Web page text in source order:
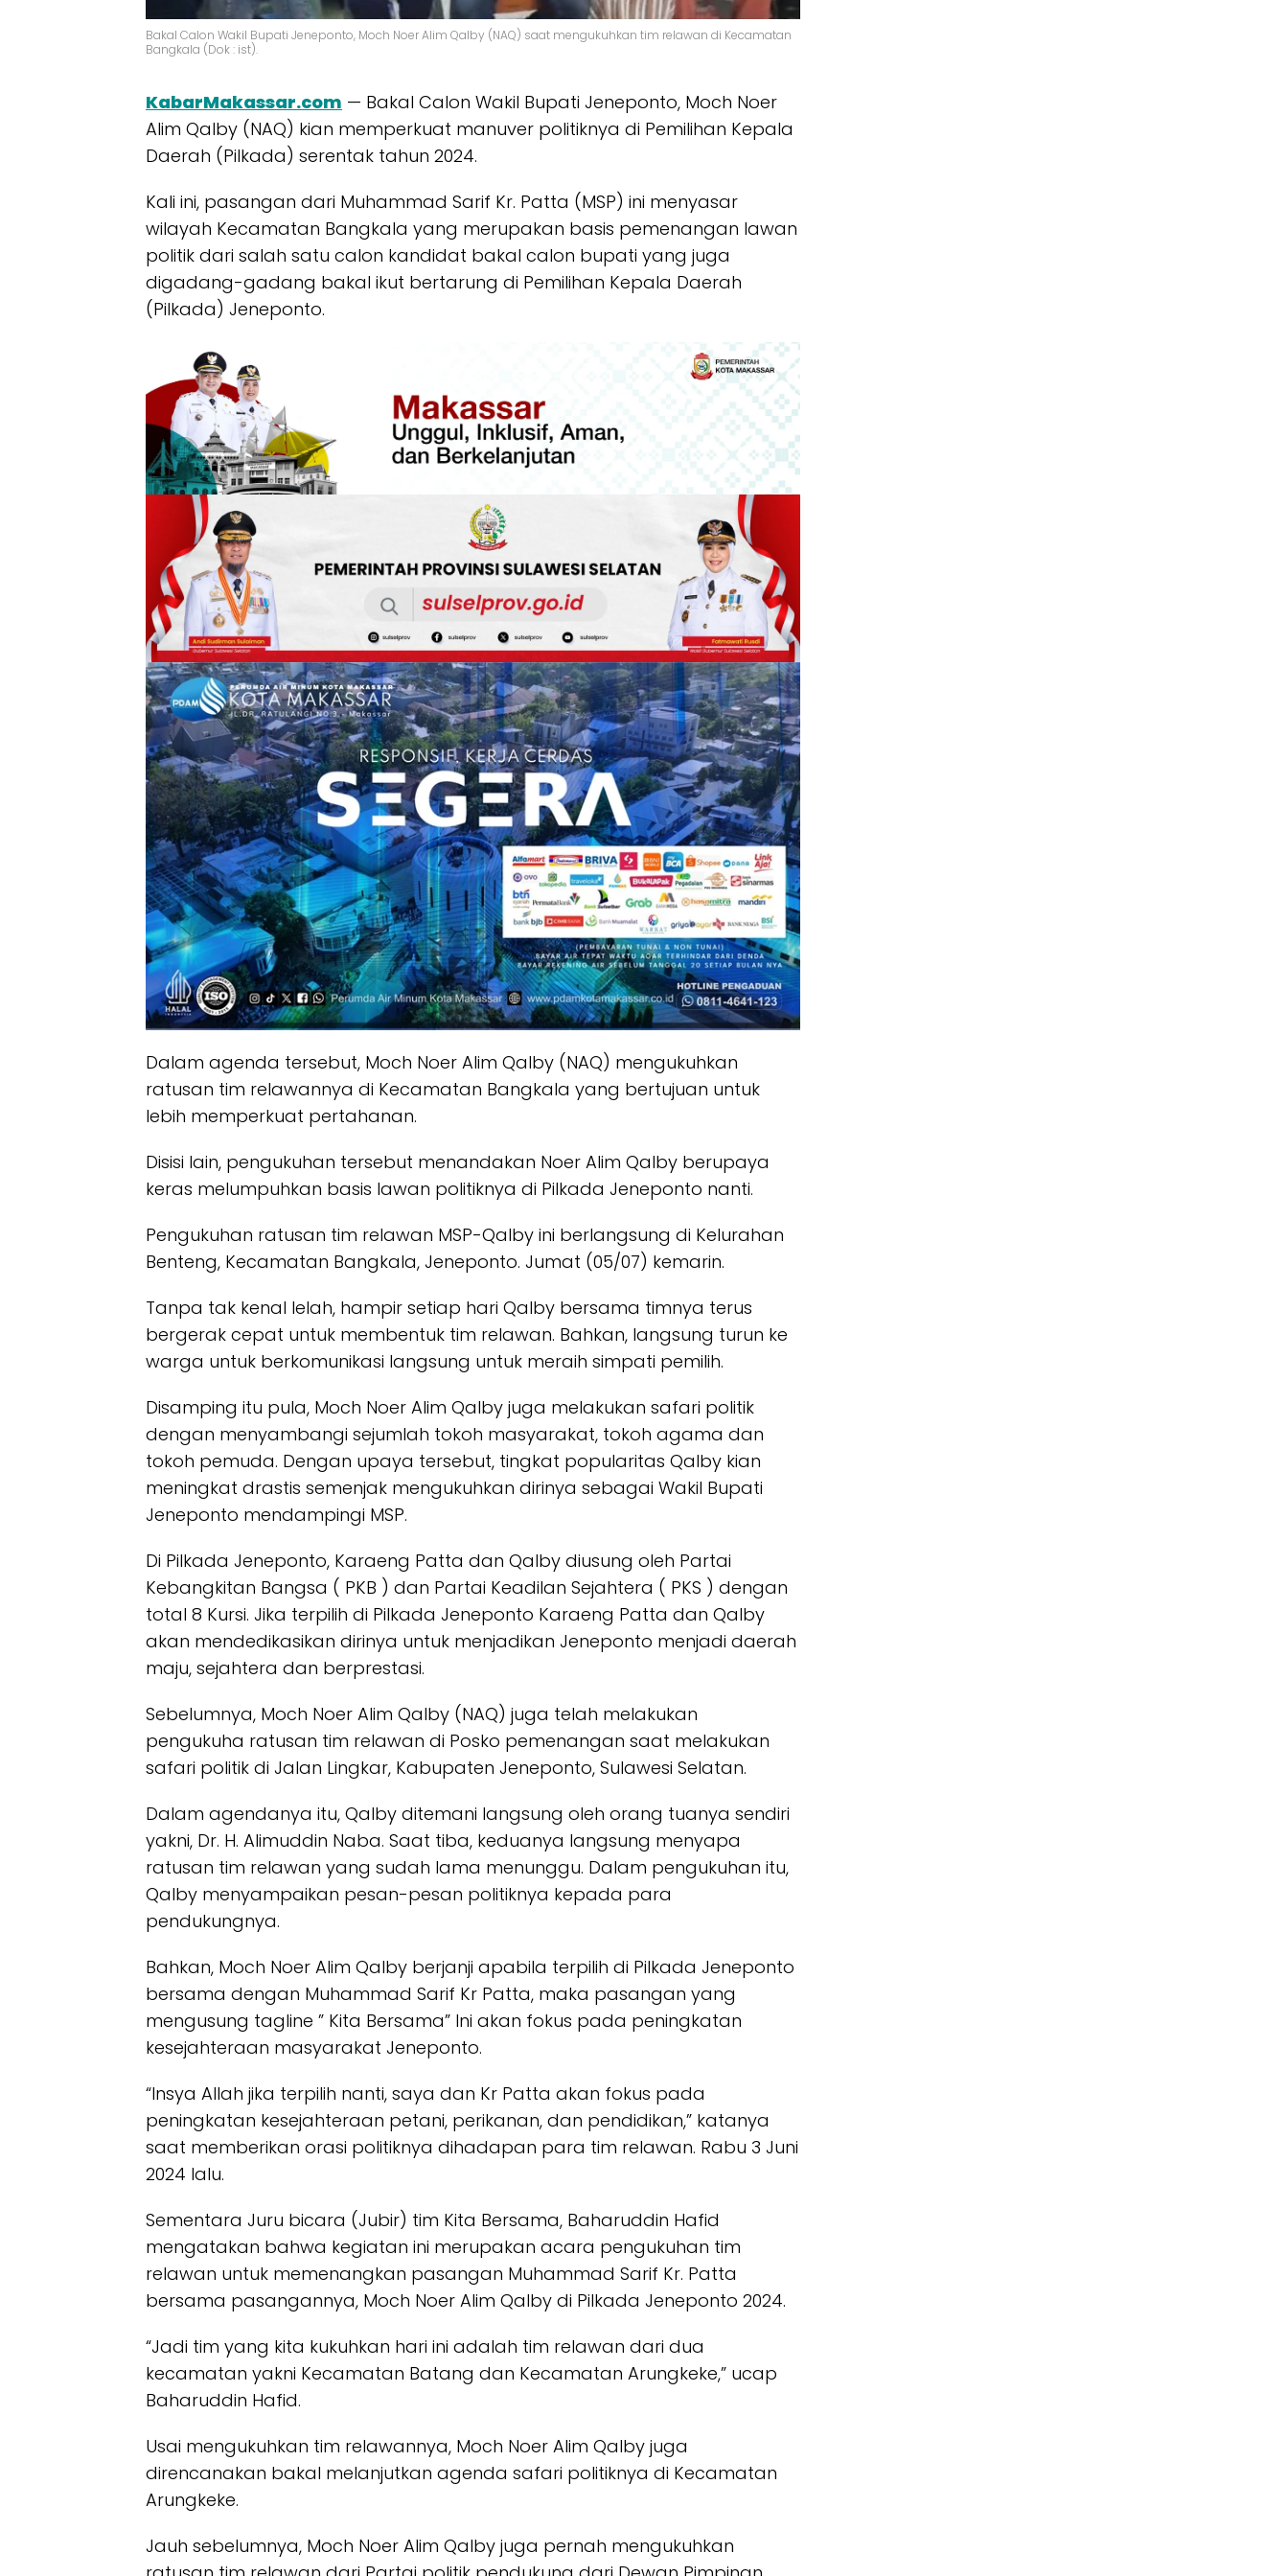
Bakal Calon Wakil Bupati Jeneponto, Moch Noer Alim Qalby (NAQ) saat mengukuhkan tim relawan di Kecamatan
Bangkala (Dok : ist).
KabarMakassar.com — Bakal Calon Wakil Bupati Jeneponto, Moch Noer
Alim Qalby (NAQ) kian memperkuat manuver politiknya di Pemilihan Kepala
Daerah (Pilkada) serentak tahun 2024.
Kali ini, pasangan dari Muhammad Sarif Kr. Patta (MSP) ini menyasar
wilayah Kecamatan Bangkala yang merupakan basis pemenangan lawan
politik dari salah satu calon kandidat bakal calon bupati yang juga
digadang-gadang bakal ikut bertarung di Pemilihan Kepala Daerah
(Pilkada) Jeneponto.
Dalam agenda tersebut, Moch Noer Alim Qalby (NAQ) mengukuhkan
ratusan tim relawannya di Kecamatan Bangkala yang bertujuan untuk
lebih memperkuat pertahanan.
Disisi lain, pengukuhan tersebut menandakan Noer Alim Qalby berupaya
keras melumpuhkan basis lawan politiknya di Pilkada Jeneponto nanti.
Pengukuhan ratusan tim relawan MSP-Qalby ini berlangsung di Kelurahan
Benteng, Kecamatan Bangkala, Jeneponto. Jumat (05/07) kemarin.
Tanpa tak kenal lelah, hampir setiap hari Qalby bersama timnya terus
bergerak cepat untuk membentuk tim relawan. Bahkan, langsung turun ke
warga untuk berkomunikasi langsung untuk meraih simpati pemilih.
Disamping itu pula, Moch Noer Alim Qalby juga melakukan safari politik
dengan menyambangi sejumlah tokoh masyarakat, tokoh agama dan
tokoh pemuda. Dengan upaya tersebut, tingkat popularitas Qalby kian
meningkat drastis semenjak mengukuhkan dirinya sebagai Wakil Bupati
Jeneponto mendampingi MSP.
Di Pilkada Jeneponto, Karaeng Patta dan Qalby diusung oleh Partai
Kebangkitan Bangsa ( PKB ) dan Partai Keadilan Sejahtera ( PKS ) dengan
total 8 Kursi. Jika terpilih di Pilkada Jeneponto Karaeng Patta dan Qalby
akan mendedikasikan dirinya untuk menjadikan Jeneponto menjadi daerah
maju, sejahtera dan berprestasi.
Sebelumnya, Moch Noer Alim Qalby (NAQ) juga telah melakukan
pengukuha ratusan tim relawan di Posko pemenangan saat melakukan
safari politik di Jalan Lingkar, Kabupaten Jeneponto, Sulawesi Selatan.
Dalam agendanya itu, Qalby ditemani langsung oleh orang tuanya sendiri
yakni, Dr. H. Alimuddin Naba. Saat tiba, keduanya langsung menyapa
ratusan tim relawan yang sudah lama menunggu. Dalam pengukuhan itu,
Qalby menyampaikan pesan-pesan politiknya kepada para
pendukungnya.
Bahkan, Moch Noer Alim Qalby berjanji apabila terpilih di Pilkada Jeneponto
bersama dengan Muhammad Sarif Kr Patta, maka pasangan yang
mengusung tagline ” Kita Bersama” Ini akan fokus pada peningkatan
kesejahteraan masyarakat Jeneponto.
“Insya Allah jika terpilih nanti, saya dan Kr Patta akan fokus pada
peningkatan kesejahteraan petani, perikanan, dan pendidikan,” katanya
saat memberikan orasi politiknya dihadapan para tim relawan. Rabu 3 Juni
2024 lalu.
Sementara Juru bicara (Jubir) tim Kita Bersama, Baharuddin Hafid
mengatakan bahwa kegiatan ini merupakan acara pengukuhan tim
relawan untuk memenangkan pasangan Muhammad Sarif Kr. Patta
bersama pasangannya, Moch Noer Alim Qalby di Pilkada Jeneponto 2024.
“Jadi tim yang kita kukuhkan hari ini adalah tim relawan dari dua
kecamatan yakni Kecamatan Batang dan Kecamatan Arungkeke,” ucap
Baharuddin Hafid.
Usai mengukuhkan tim relawannya, Moch Noer Alim Qalby juga
direncanakan bakal melanjutkan agenda safari politiknya di Kecamatan
Arungkeke.
Jauh sebelumnya, Moch Noer Alim Qalby juga pernah mengukuhkan